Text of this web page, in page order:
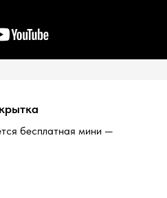
бесплатная мини —